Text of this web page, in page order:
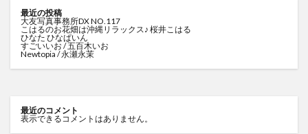
最近の投稿
大友写真事務所DX NO.117
こはるのお花畑は沖縄リラックス♪ 桜井こはる
ひなた ひなぱいん
すごいいお / 五百木いお
Newtopia / 永瀬永茉
最近のコメント
表示できるコメントはありません。